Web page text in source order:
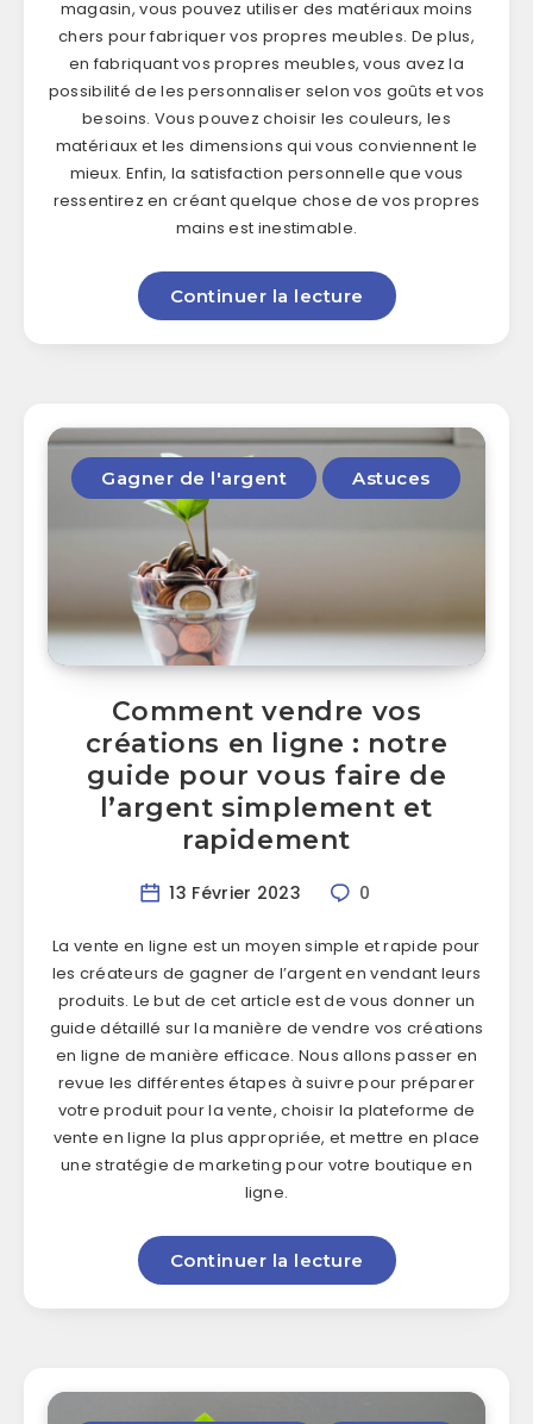
magasin, vous pouvez utiliser des matériaux moins
chers pour fabriquer vos propres meubles. De plus,
en fabriquant vos propres meubles, vous avez la
possibilité de les personnaliser selon vos goûts et vos
besoins. Vous pouvez choisir les couleurs, les
matériaux et les dimensions qui vous conviennent le
mieux. Enfin, la satisfaction personnelle que vous
ressentirez en créant quelque chose de vos propres
mains est inestimable.
Continuer la lecture
Gagner de l'argent Astuces
Comment vendre vos
créations en ligne : notre
guide pour vous faire de
l’argent simplement et
rapidement
13 Février 2023 0
La vente en ligne est un moyen simple et rapide pour
les créateurs de gagner de l’argent en vendant leurs
produits. Le but de cet article est de vous donner un
guide détaillé sur la manière de vendre vos créations
en ligne de manière efficace. Nous allons passer en
revue les différentes étapes à suivre pour préparer
votre produit pour la vente, choisir la plateforme de
vente en ligne la plus appropriée, et mettre en place
une stratégie de marketing pour votre boutique en
ligne.
Continuer la lecture